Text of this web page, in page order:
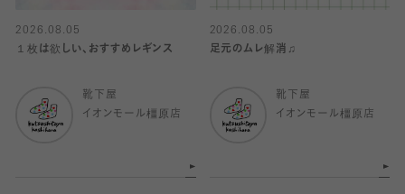
2026.08.05
１枚は欲しい、おすすめレギンス
靴下屋
イオンモール橿原店
2026.08.05
足元のムレ解消♫
靴下屋
イオンモール橿原店